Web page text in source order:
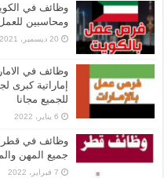
ومحاسبين للعمل
20 ديسمبر، 2021
إماراتية كبرى
للجميع مجانا
6 يناير، 2022
جميع المهن
7 فبراير، 2022